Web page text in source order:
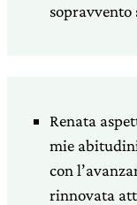
sopravvento
Renata
mie
con
rinnovata